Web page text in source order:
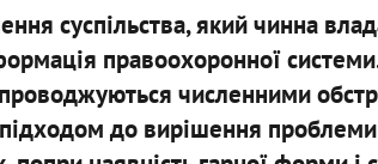
суспільства, який чинна
правоохоронної
численними
до вирішення проблеми